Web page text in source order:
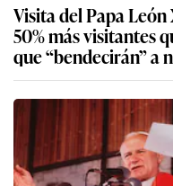
Visita del Papa
50% más visitantes
que “bendecirán” a